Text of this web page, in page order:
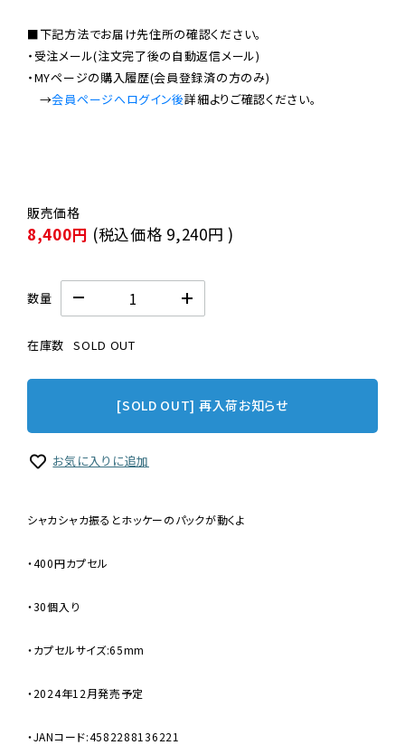
■下記方法でお届け先住所の確認ください。
・受注メール(注文完了後の自動返信メール)
・MYページの購入履歴(会員登録済の方のみ)
→会員ページへログイン後
8,400円 (税込価格 9,240円 )
数量
在庫数 SOLD OUT
[SOLD OUT] 再入荷お知らせ
お気に入りに追加
シャカシャカ振るとホッケーのパックが動くよ
・400円カプセル
・30個入り
・カプセルサイズ:65mm
・2024年12月発売予定
・JANコード:4582288136221